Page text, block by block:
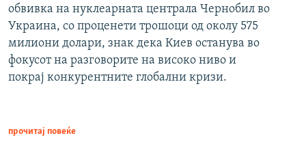
обвивка на нуклеарната централа Чернобил во
Украина, со проценети трошоци од околу 575
милиони долари, знак дека Киев останува во
фокусот на разговорите на високо ниво и
покрај конкурентните глобални кризи.
прочитај повеќе